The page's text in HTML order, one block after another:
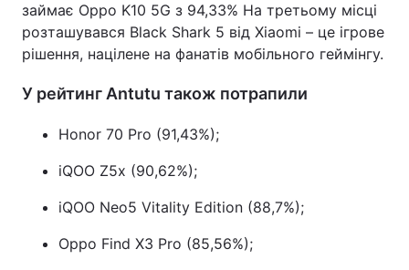
займає Oppo K10 5G з 94,33% На третьому місці
розташувався Black Shark 5 від Xiaomi – це ігрове
рішення, націлене на фанатів мобільного геймінгу.
У рейтинг Antutu також потрапили
Honor 70 Pro (91,43%);
iQOO Z5x (90,62%);
iQOO Neo5 Vitality Edition (88,7%);
Oppo Find X3 Pro (85,56%);